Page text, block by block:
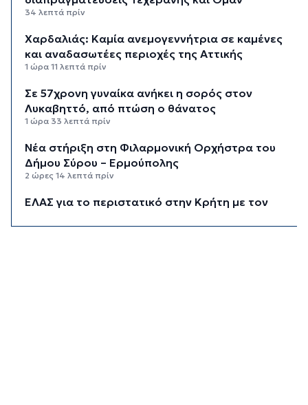
34 λεπτά πρίν
Χαρδαλιάς: Καμία ανεμογεννήτρια σε καμένες
και αναδασωτέες περιοχές της Αττικής
1 ώρα 11 λεπτά πρίν
Σε 57χρονη γυναίκα ανήκει η σορός στον
Λυκαβηττό, από πτώση ο θάνατος
1 ώρα 33 λεπτά πρίν
Νέα στήριξη στη Φιλαρμονική Ορχήστρα του
Δήμου Σύρου – Ερμούπολης
2 ώρες 14 λεπτά πρίν
ΕΛΑΣ για το περιστατικό στην Κρήτη με τον